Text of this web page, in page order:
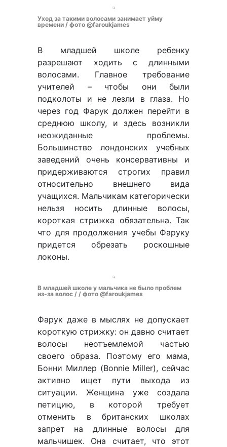
Уход за такими волосами занимает уйму
времени / фото @faroukjames
В младшей школе ребенку
разрешают ходить с длинными
волосами. Главное требование
учителей – чтобы они были
подколоты и не лезли в глаза. Но
через год Фарук должен перейти в
среднюю школу, и здесь возникли
неожиданные проблемы.
Большинство лондонских учебных
заведений очень консервативны и
придерживаются строгих правил
относительно внешнего вида
учащихся. Мальчикам категорически
нельзя носить длинные волосы,
короткая стрижка обязательна. Так
что для продолжения учебы Фаруку
придется обрезать роскошные
локоны.
В младшей школе у мальчика не было проблем
из-за волос / / фото @faroukjames
Фарук даже в мыслях не допускает
короткую стрижку: он давно считает
волосы неотъемлемой частью
своего образа. Поэтому его мама,
Бонни Миллер (Bonnie Miller), сейчас
активно ищет пути выхода из
ситуации. Женщина уже создала
петицию, в которой требует
отменить в британских школах
запрет на длинные волосы для
мальчишек. Она считает, что этот